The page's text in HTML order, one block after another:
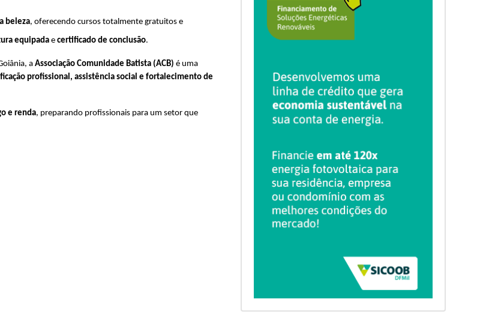
beleza, oferecendo cursos totalmente gratuitos e
equipada e certificado de conclusão.
a Associação Comunidade Batista (ACB) é uma
profissional, assistência social e fortalecimento de
e renda, preparando profissionais para um setor que